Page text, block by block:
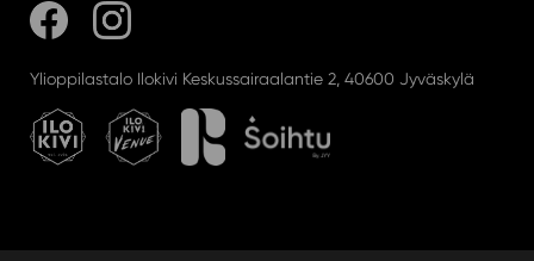
Ylioppilastalo Ilokivi Keskussairaalantie 2, 40600 Jyväskylä